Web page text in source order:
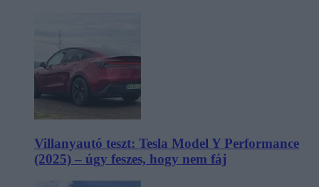
Villanyautó teszt: Tesla Model Y Performance
(2025) – úgy feszes, hogy nem fáj